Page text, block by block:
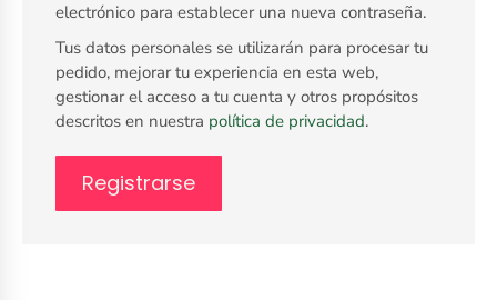
electrónico para establecer una nueva contraseña.
Tus datos personales se utilizarán para procesar tu
pedido, mejorar tu experiencia en esta web,
gestionar el acceso a tu cuenta y otros propósitos
descritos en nuestra política de privacidad.
Registrarse